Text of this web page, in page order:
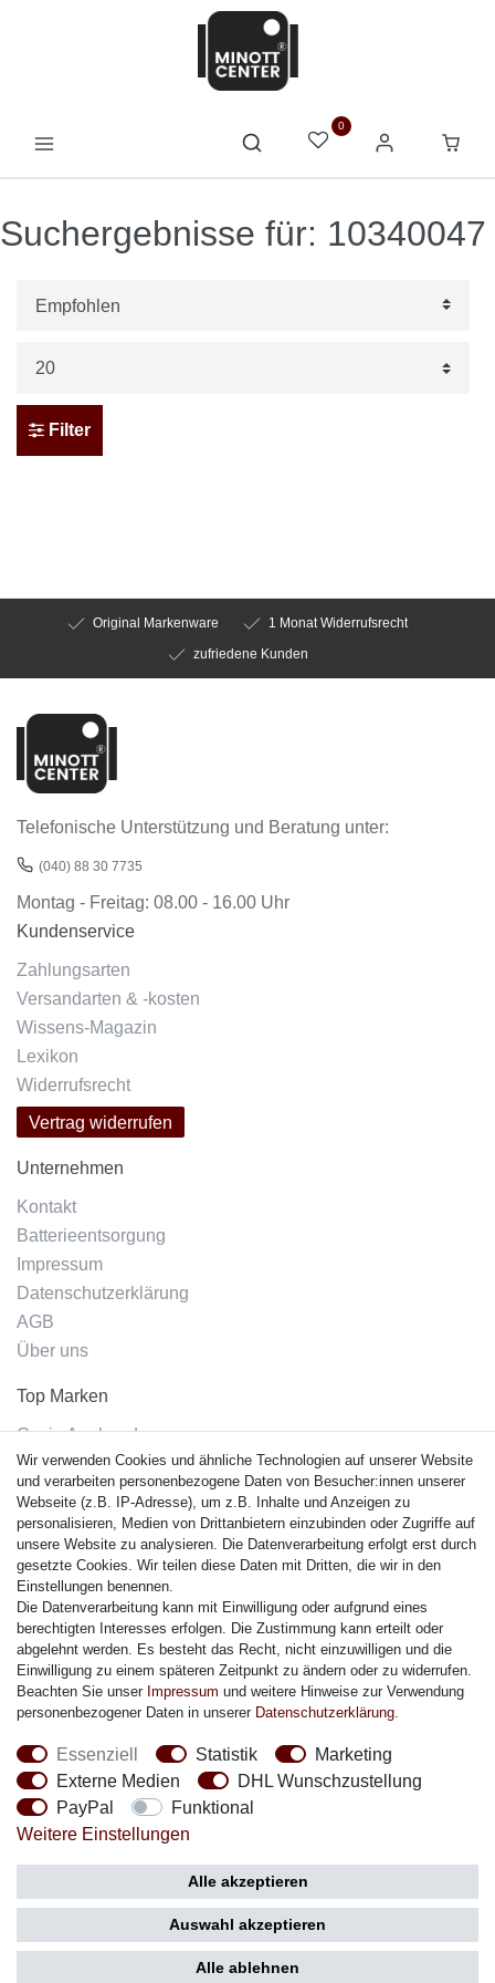
0
Suchergebnisse für: 10340047
Filter
Original Markenware
1 Monat Widerrufsrecht
zufriedene Kunden
Telefonische Unterstützung und Beratung unter:
(040) 88 30 7735
Montag - Freitag: 08.00 - 16.00 Uhr
Kundenservice
Zahlungsarten
Versandarten & -kosten
Wissens-Magazin
Lexikon
Widerrufsrecht
Vertrag widerrufen
Unternehmen
Kontakt
Batterieentsorgung
Impressum
Datenschutzerklärung
AGB
Über uns
Top Marken
Casio Armband
Festina Armband
Citizen Armband
M. Lacroix Armband
J. Lemans Armband
Uhrenarmbänder - Alle
Sicherheit
Social Media
Zahlung
Wir verwenden Cookies und ähnliche Technologien auf unserer Website
und verarbeiten personenbezogene Daten von Besucher:innen unserer
Webseite (z.B. IP-Adresse), um z.B. Inhalte und Anzeigen zu
personalisieren, Medien von Drittanbietern einzubinden oder Zugriffe auf
unsere Website zu analysieren. Die Datenverarbeitung erfolgt erst durch
gesetzte Cookies. Wir teilen diese Daten mit Dritten, die wir in den
Einstellungen benennen.
Die Datenverarbeitung kann mit Einwilligung oder aufgrund eines
berechtigten Interesses erfolgen. Die Zustimmung kann erteilt oder
abgelehnt werden. Es besteht das Recht, nicht einzuwilligen und die
Einwilligung zu einem späteren Zeitpunkt zu ändern oder zu widerrufen.
Beachten Sie unser Impressum und weitere Hinweise zur Verwendung
personenbezogener Daten in unserer Daten­schutz­erklärung
Essenziell Statistik
Marketing
Externe Medien
DHL Wunschzustellung
PayPal
Funktional
Weitere Einstellungen
Alle akzeptieren
Auswahl akzeptieren
Alle ablehnen